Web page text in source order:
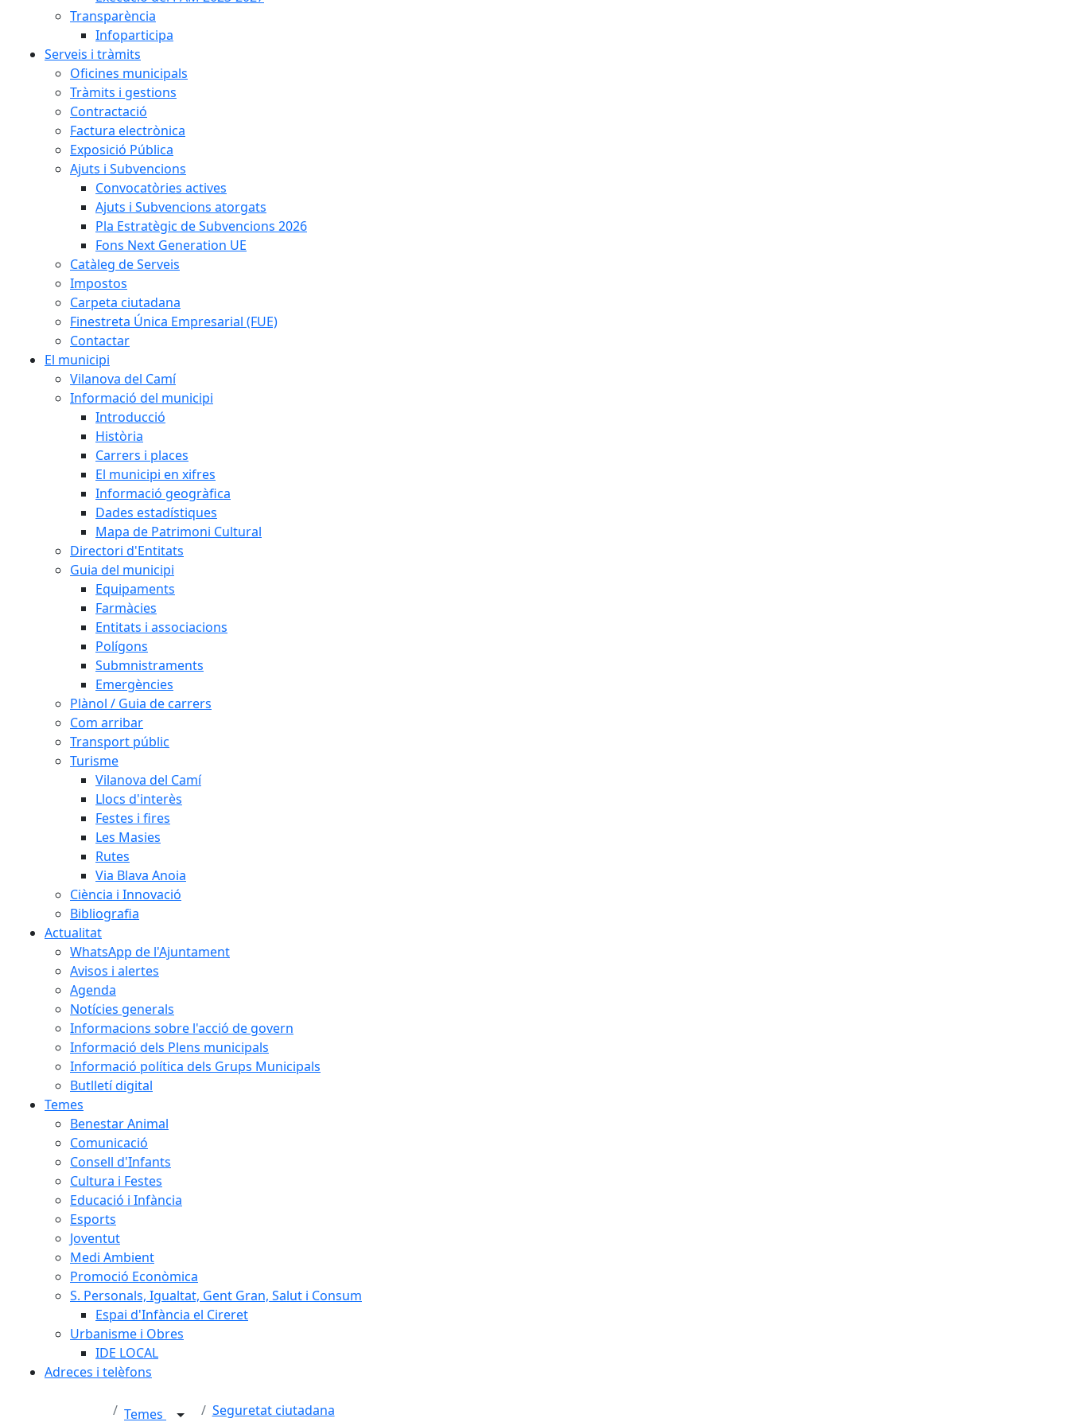
Transparència
Infoparticipa
Serveis i tràmits
Oficines municipals
Tràmits i gestions
Contractació
Factura electrònica
Exposició Pública
Ajuts i Subvencions
Convocatòries actives
Ajuts i Subvencions atorgats
Pla Estratègic de Subvencions 2026
Fons Next Generation UE
Catàleg de Serveis
Impostos
Carpeta ciutadana
Finestreta Única Empresarial (FUE)
Contactar
El municipi
Vilanova del Camí
Informació del municipi
Introducció
Història
Carrers i places
El municipi en xifres
Informació geogràfica
Dades estadístiques
Mapa de Patrimoni Cultural
Directori d'Entitats
Guia del municipi
Equipaments
Farmàcies
Entitats i associacions
Polígons
Submnistraments
Emergències
Plànol / Guia de carrers
Com arribar
Transport públic
Turisme
Vilanova del Camí
Llocs d'interès
Festes i fires
Les Masies
Rutes
Via Blava Anoia
Ciència i Innovació
Bibliografia
Actualitat
WhatsApp de l'Ajuntament
Avisos i alertes
Agenda
Notícies generals
Informacions sobre l'acció de govern
Informació dels Plens municipals
Informació política dels Grups Municipals
Butlletí digital
Temes
Benestar Animal
Comunicació
Consell d'Infants
Cultura i Festes
Educació i Infància
Esports
Joventut
Medi Ambient
Promoció Econòmica
S. Personals, Igualtat, Gent Gran, Salut i Consum
Espai d'Infància el Cireret
Urbanisme i Obres
IDE LOCAL
Adreces i telèfons
Temes Seguretat ciutadana